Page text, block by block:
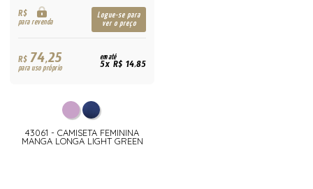
R$
para revenda
Logue-se para
ver o preço
R$74,25
para uso próprio
em até
5x R$ 14,85
43061 - CAMISETA FEMININA
MANGA LONGA LIGHT GREEN